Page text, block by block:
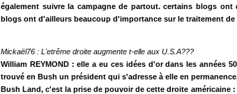
également suivre la campagne de partout. certains blogs
blogs ont d'ailleurs beaucoup d'importance sur le traitement de
Mickaël76 : L'etrême droite augmente t-elle aux U.S.A???
William REYMOND : elle a eu ces idées d'or dans les années
trouvé en Bush un président qui s'adresse à elle en
Bush Land, c'est la prise de pouvoir de cette droite américaine